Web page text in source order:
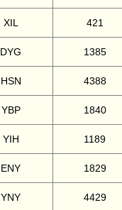
XIL 421
DYG 1385
HSN 4388
YBP 1840
YIH 1189
ENY 1829
YNY 4429